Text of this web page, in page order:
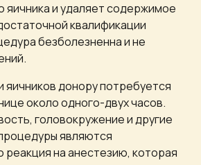
яичника и удаляет содержимое
квалификации
безболезненна и не
яичников донору потребуется
около одного-двух часов.
головокружение и другие
являются
на анестезию, которая